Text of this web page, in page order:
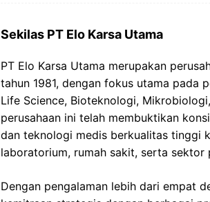
Sekilas PT Elo Karsa Utama
PT Elo Karsa Utama merupakan
tahun 1981, dengan fokus utama pada
Life Science, Bioteknologi,
perusahaan ini telah membuktikan
dan teknologi medis berkualitas tinggi
laboratorium, rumah sakit, serta sektor
Dengan pengalaman lebih dari empat